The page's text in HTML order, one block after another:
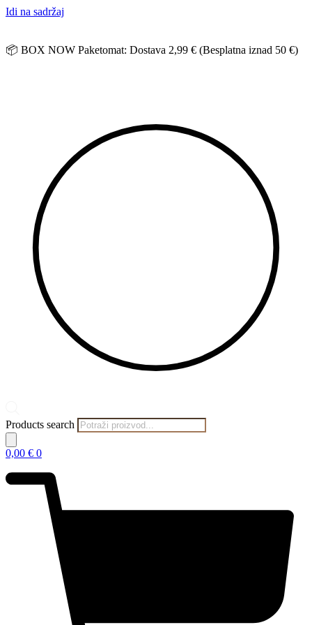
Idi na sadržaj
📦 BOX NOW Paketomat: Dostava 2,99 € (Besplatna iznad 50 €)
Products search
0,00 € 0